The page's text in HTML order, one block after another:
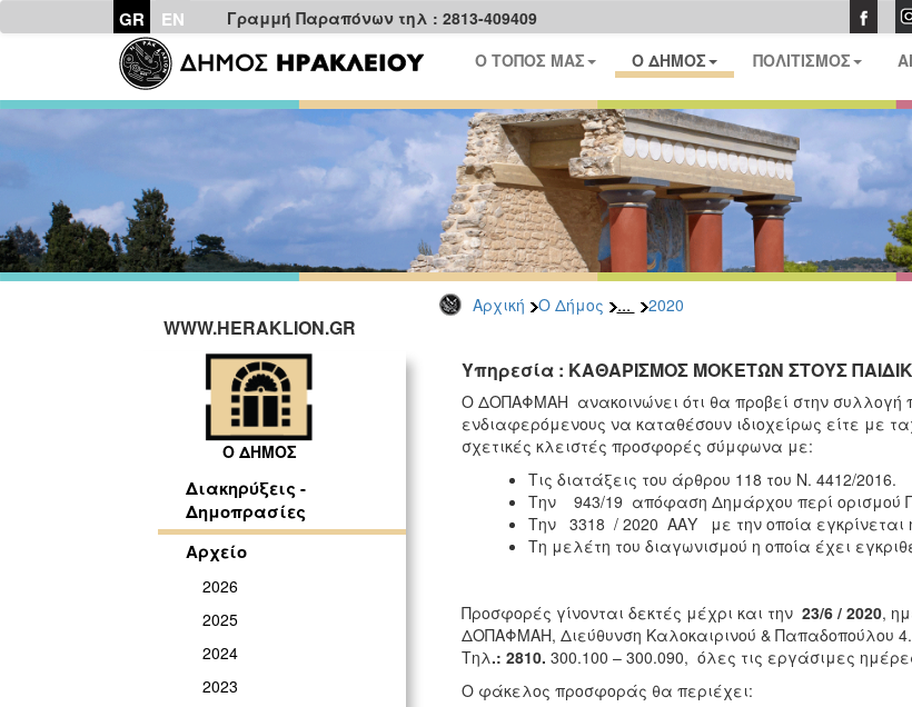
GR EN Γραμμή Παραπόνων τηλ : 2813-409409
Ο ΤΟΠΟΣ ΜΑΣ Ο ΔΗΜΟΣ ΠΟΛΙΤΙΣΜΟΣ
Αρχική Ο Δήμος ... 2020
WWW.HERAKLION.GR
Ο ΔΗΜΟΣ
Διακηρύξεις -
Δημοπρασίες
Αρχείο
2026
2025
2024
2023
Υπηρεσία : ΚΑΘΑΡΙΣΜΟΣ ΜΟΚΕΤΩΝ ΣΤΟΥΣ
Ο ΔΟΠΑΦΜΑΗ ανακοινώνει ότι θα προβεί στην
ενδιαφερόμενους να καταθέσουν ιδιοχείρως είτε με
σχετικές κλειστές προσφορές σύμφωνα με:
Τις διατάξεις του άρθρου 118 του Ν. 4412/2016.
Την 943/19 απόφαση Δημάρχου περί ορισμού
Την 3318 / 2020 ΑΑΥ με την οποία εγκρίνεται
Τη μελέτη του διαγωνισμού η οποία έχει
Προσφορές γίνονται δεκτές μέχρι και την 23/6 / 2020,
ΔΟΠΑΦΜΑΗ, Διεύθυνση Καλοκαιρινού &
Τηλ.: 2810. 300.100 – 300.090, όλες τις εργάσιμες
Ο φάκελος προσφοράς θα περιέχει: